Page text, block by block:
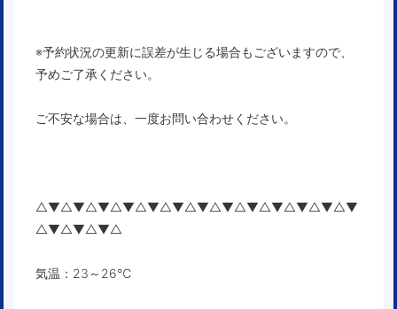
※予約状況の更新に誤差が生じる場合もございますので、
予めご了承ください。
ご不安な場合は、一度お問い合わせください。
△▼△▼△▼△▼△▼△▼△▼△▼△▼△▼△▼△▼△▼
△▼△▼△▼△
気温：23～26℃